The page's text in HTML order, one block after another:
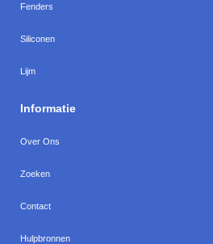
Fenders
Siliconen
Lijm
Informatie
Over Ons
Zoeken
Contact
Hulpbronnen